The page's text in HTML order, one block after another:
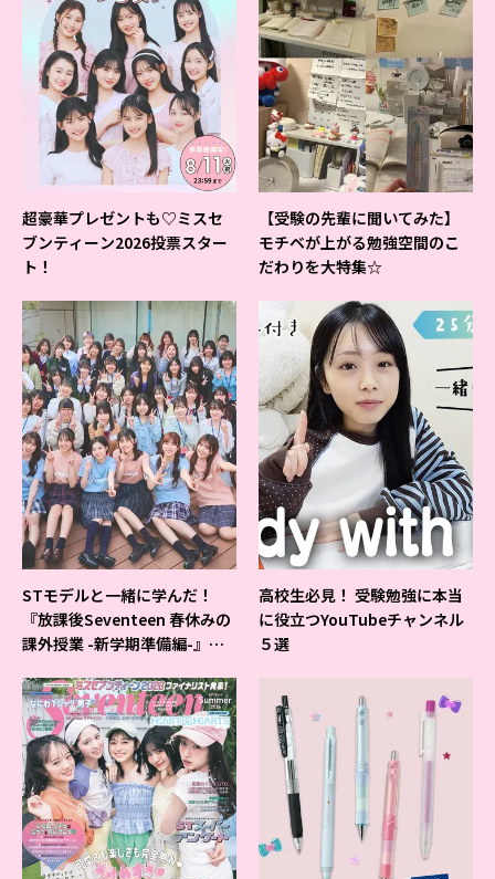
超豪華プレゼントも♡ミスセ
ブンティーン2026投票スター
ト！
【受験の先輩に聞いてみた】
モチベが上がる勉強空間のこ
だわりを大特集☆
STモデルと一緒に学んだ！
『放課後Seventeen 春休みの
課外授業 -新学期準備編-』イ
高校生必見！ 受験勉強に本当
に役立つYouTubeチャンネル
５選